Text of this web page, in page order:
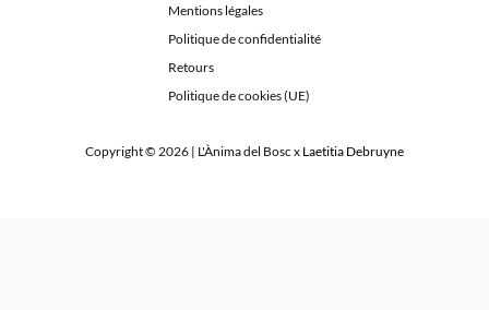
Mentions légales
Politique de confidentialité
Retours
Politique de cookies (UE)
Copyright © 2026 | L'Ànima del Bosc x Laetitia Debruyne